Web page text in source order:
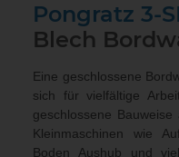
Pongratz 3-
Blech
Eine geschlossene
sich für vielfältige
geschlossene
Kleinmaschinen wie
Boden Aushub und